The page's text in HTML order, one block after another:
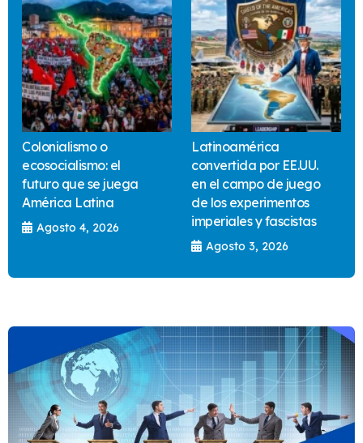
Colonialismo o
ecosocialismo: el
futuro que se juega
América Latina
Agosto 4, 2026
Latinoamérica
convertida por EE.UU.
en el campo de juego
de los experimentos
imperiales y fascistas
Agosto 3, 2026